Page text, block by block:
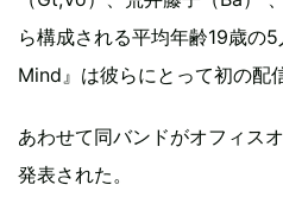
ら構成される平均年齢19歳の
Mind』は彼らにとって初の配
あわせて同バンドがオフィス
発表された。